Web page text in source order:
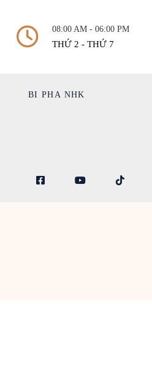
08:00 AM - 06:00 PM
THỨ 2 - THỨ 7
BI PHA NHK